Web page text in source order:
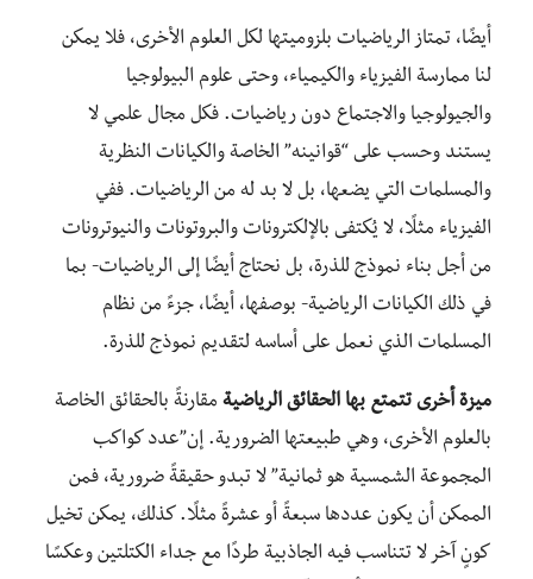
أيضًا، تمتاز الرياضيات بلزوميتها لكل العلوم الأخرى، فلا يمكن
لنا ممارسة الفيزياء والكيمياء، وحتى علوم البيولوجيا
والجيولوجيا والاجتماع دون رياضيات. فكل مجال علمي لا
يستند وحسب على “قوانينه” الخاصة والكيانات النظرية
والمسلمات التي يضعها، بل لا بد له من الرياضيات. ففي
الفيزياء مثلًا، لا يُكتفى بالإلكترونات والبروتونات والنيوترونات
من أجل بناء نموذج للذرة، بل نحتاج أيضًا إلى الرياضيات- بما
في ذلك الكيانات الرياضية- بوصفها، أيضًا، جزءً من نظام
المسلمات الذي نعمل على أساسه لتقديم نموذج للذرة.
ميزة أخرى تتمتع بها الحقائق الرياضية مقارنةً بالحقائق الخاصة
بالعلوم الأخرى، وهي طبيعتها الضرورية. إن”عدد كواكب
المجموعة الشمسية هو ثمانية” لا تبدو حقيقةً ضرورية، فمن
الممكن أن يكون عددها سبعةً أو عشرةً مثلًا. كذلك، يمكن تخيل
كونٍ آخر لا تتناسب فيه الجاذبية طردًا مع جداء الكتلتين وعكسًا